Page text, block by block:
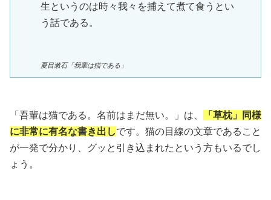
生というのは時々我々を捕えて煮て食うとい
う話である。
夏目漱石「我輩は猫である」
「吾輩は猫である。名前はまだ無い。」は、
「草枕」同様
に非常に有名な書き出しです。猫の目線の文章であること
が一発で分かり、グッと引き込まれたという方もいるでし
ょう。